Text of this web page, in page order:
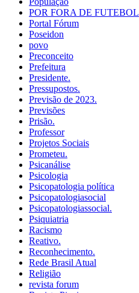
POR FORA DE FUTEBOL
Portal Fórum
Poseidon
povo
Preconceito
Prefeitura
Presidente.
Pressupostos.
Previsão de 2023.
Previsões
Prisão.
Professor
Projetos Sociais
Prometeu.
Psicanálise
Psicologia
Psicopatologia política
Psicopatologiasocial
Psicopatologiassocial.
Psiquiatria
Racismo
Reativo.
Reconhecimento.
Rede Brasil Atual
Religião
revista forum